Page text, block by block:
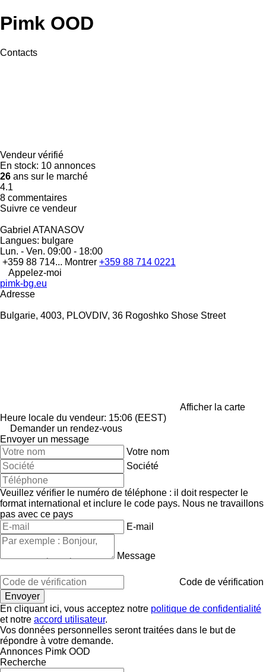
Pimk OOD
Contacts
Vendeur vérifié
En stock: 10 annonces
26 ans sur le marché
4.1
8 commentaires
Suivre ce vendeur
Gabriel ATANASOV
Langues: bulgare
Lun. - Ven. 09:00 - 18:00
+359 88 714... Montrer +359 88 714 0221
Appelez-moi
pimk-bg.eu
Adresse
Bulgarie, 4003, PLOVDIV, 36 Rogoshko Shose Street
Afficher la carte
Heure locale du vendeur: 15:06 (EEST)
Demander un rendez-vous
Envoyer un message
Votre nom
Société
Veuillez vérifier le numéro de téléphone : il doit respecter le
format international et inclure le code pays. Nous ne travaillons
pas avec ce pays
E-mail
Message
Code de vérification
En cliquant ici, vous acceptez notre politique de confidentialité
et notre accord utilisateur.
Vos données personnelles seront traitées dans le but de
répondre à votre demande.
Annonces Pimk OOD
Recherche